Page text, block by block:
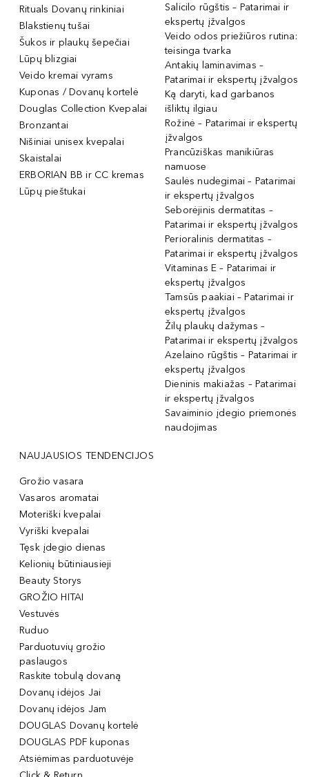
Rituals Dovanų rinkiniai
Blakstienų tušai
Šukos ir plaukų šepečiai
Lūpų blizgiai
Veido kremai vyrams
Kuponas / Dovanų kortelė
Douglas Collection Kvepalai
Bronzantai
Nišiniai unisex kvepalai
Skaistalai
ERBORIAN BB ir CC kremas
Lūpų pieštukai
Salicilo rūgštis – Patarimai ir
ekspertų įžvalgos
Veido odos priežiūros rutina:
teisinga tvarka
Antakių laminavimas –
Patarimai ir ekspertų įžvalgos
Ką daryti, kad garbanos
išliktų ilgiau
Rožinė – Patarimai ir ekspertų
įžvalgos
Prancūziškas manikiūras
namuose
Saulės nudegimai – Patarimai
ir ekspertų įžvalgos
Seborėjinis dermatitas –
Patarimai ir ekspertų įžvalgos
Perioralinis dermatitas –
Patarimai ir ekspertų įžvalgos
Vitaminas E – Patarimai ir
ekspertų įžvalgos
Tamsūs paakiai – Patarimai ir
ekspertų įžvalgos
Žilų plaukų dažymas –
Patarimai ir ekspertų įžvalgos
Azelaino rūgštis – Patarimai ir
ekspertų įžvalgos
Dieninis makiažas – Patarimai
ir ekspertų įžvalgos
Savaiminio įdegio priemonės
naudojimas
NAUJAUSIOS TENDENCIJOS
Grožio vasara
Vasaros aromatai
Moteriški kvepalai
Vyriški kvepalai
Tęsk įdegio dienas
Kelionių būtiniausieji
Beauty Storys
GROŽIO HITAI
Vestuvės
Ruduo
Parduotuvių grožio
paslaugos
Raskite tobulą dovaną
Dovanų idėjos Jai
Dovanų idėjos Jam
DOUGLAS Dovanų kortelė
DOUGLAS PDF kuponas
Atsiėmimas parduotuvėje